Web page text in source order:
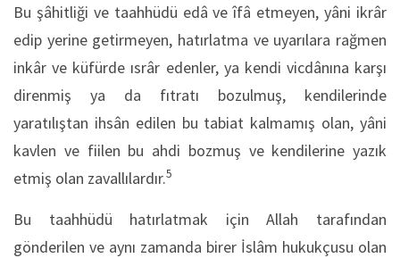
Bu şâhitliği ve taahhüdü edâ ve îfâ etmeyen, yâni ikrâr
edip yerine getirmeyen, hatırlatma ve uyarılara rağmen
inkâr ve küfürde ısrâr edenler, ya kendi vicdânına karşı
direnmiş ya da fıtratı bozulmuş, kendilerinde
yaratılıştan ihsân edilen bu tabiat kalmamış olan, yâni
kavlen ve fiilen bu ahdi bozmuş ve kendilerine yazık
etmiş olan zavallılardır.5
Bu taahhüdü hatırlatmak için Allah tarafından
gönderilen ve aynı zamanda birer İslâm hukukçusu olan